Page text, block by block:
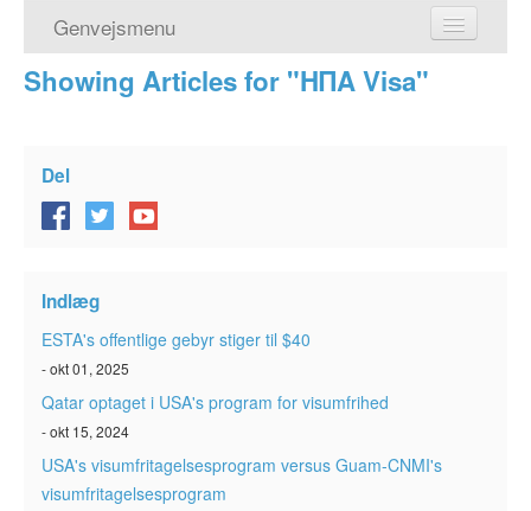
Genvejsmenu
Hjem
Hvad er ESTA?
Visumfritagelsesprogrammet
Artikler
Kontakt
Showing Articles for "ΗΠΑ Visa"
Del
Indlæg
ESTA's offentlige gebyr stiger til $40
- okt 01, 2025
Qatar optaget i USA's program for visumfrihed
- okt 15, 2024
USA's visumfritagelsesprogram versus Guam-CNMI's
visumfritagelsesprogram